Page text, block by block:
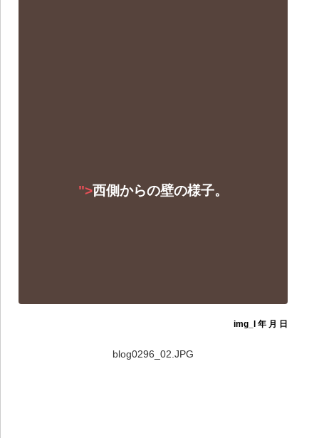
">西側からの壁の様子。
img_l 年 月 日
blog0296_02.JPG